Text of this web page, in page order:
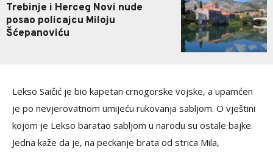
Trebinje i Herceg Novi nude
posao policajcu Miloju
Šćepanoviću
Lekso Saičić je bio kapetan crnogorske vojske, a upamćen
je po nevjerovatnom umijeću rukovanja sabljom. O vještini
kojom je Lekso baratao sabljom u narodu su ostale bajke.
Jedna kaže da je, na peckanje brata od strica Mila,